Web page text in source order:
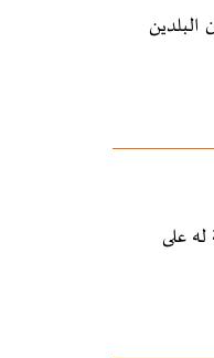
البلدين
له على